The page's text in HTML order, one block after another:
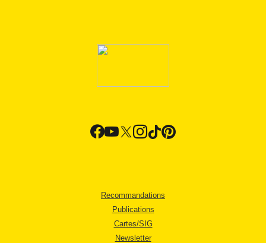
Recommandations
Publications
Cartes/SIG
Newsletter